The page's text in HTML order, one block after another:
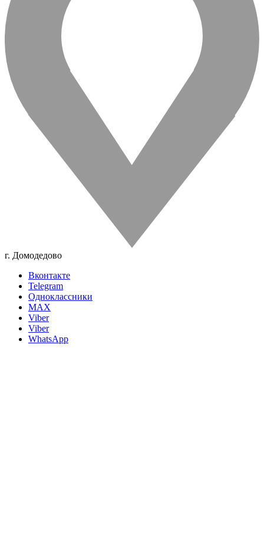
г. Домодедово
Вконтакте
Telegram
Одноклассники
MAX
Viber
Viber
WhatsApp